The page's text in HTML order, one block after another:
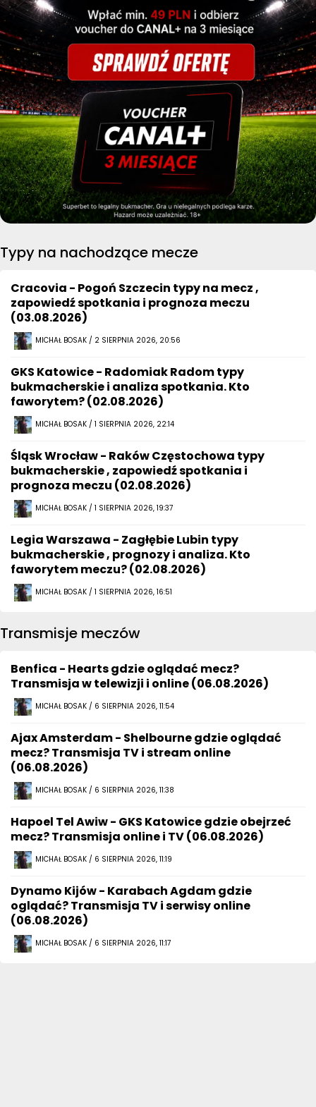
Typy na nachodzące mecze
Cracovia - Pogoń Szczecin typy na mecz ,
zapowiedź spotkania i prognoza meczu
(03.08.2026)
MICHAŁ BOSAK / 2 SIERPNIA 2026, 20:56
GKS Katowice - Radomiak Radom typy
bukmacherskie i analiza spotkania. Kto
faworytem? (02.08.2026)
MICHAŁ BOSAK / 1 SIERPNIA 2026, 22:14
Śląsk Wrocław - Raków Częstochowa typy
bukmacherskie , zapowiedź spotkania i
prognoza meczu (02.08.2026)
MICHAŁ BOSAK / 1 SIERPNIA 2026, 19:37
Legia Warszawa - Zagłębie Lubin typy
bukmacherskie , prognozy i analiza. Kto
faworytem meczu? (02.08.2026)
MICHAŁ BOSAK / 1 SIERPNIA 2026, 16:51
Transmisje meczów
Benfica - Hearts gdzie oglądać mecz?
Transmisja w telewizji i online (06.08.2026)
MICHAŁ BOSAK / 6 SIERPNIA 2026, 11:54
Ajax Amsterdam - Shelbourne gdzie oglądać
mecz? Transmisja TV i stream online
(06.08.2026)
MICHAŁ BOSAK / 6 SIERPNIA 2026, 11:38
Hapoel Tel Awiw - GKS Katowice gdzie obejrzeć
mecz? Transmisja online i TV (06.08.2026)
MICHAŁ BOSAK / 6 SIERPNIA 2026, 11:19
Dynamo Kijów - Karabach Agdam gdzie
oglądać? Transmisja TV i serwisy online
(06.08.2026)
MICHAŁ BOSAK / 6 SIERPNIA 2026, 11:17